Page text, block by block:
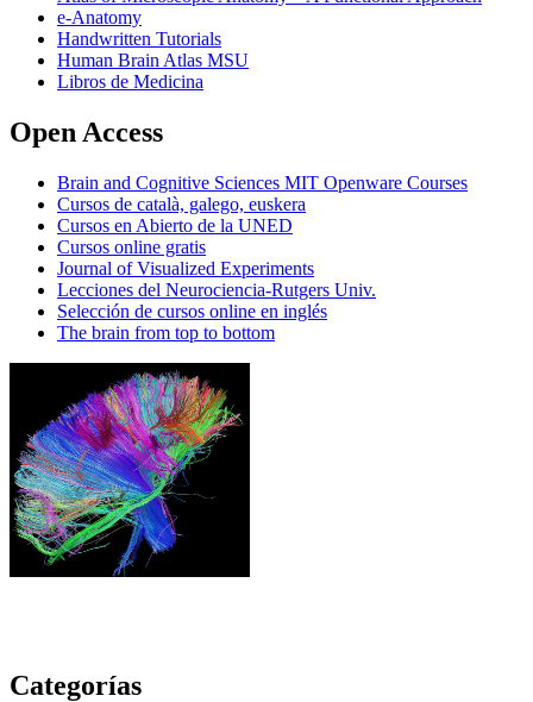
e-Anatomy
Handwritten Tutorials
Human Brain Atlas MSU
Libros de Medicina
Open Access
Brain and Cognitive Sciences MIT Openware Courses
Cursos de català, galego, euskera
Cursos en Abierto de la UNED
Cursos online gratis
Journal of Visualized Experiments
Lecciones del Neurociencia-Rutgers Univ.
Selección de cursos online en inglés
The brain from top to bottom
Categorías